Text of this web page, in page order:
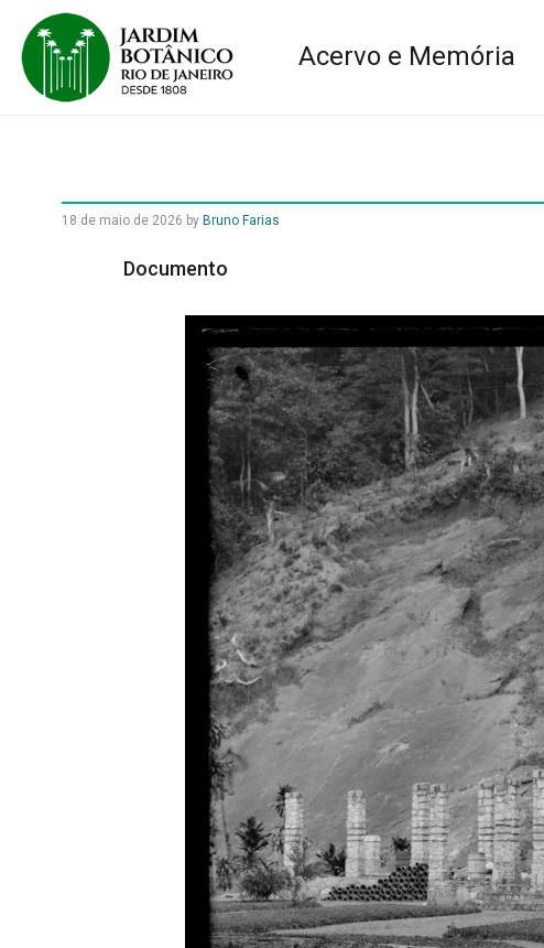
Acervo e Memória
18 de maio de 2026 by Bruno Farias
Documento